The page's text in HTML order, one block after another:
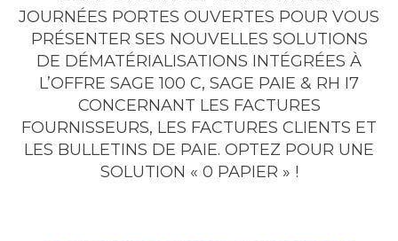
SERVICE
CONSULTING
GUIDES
LIVRES BLANCS
JOURNÉES PORTES OUVERTES POUR VOUS
PRÉSENTER SES NOUVELLES SOLUTIONS
DE DÉMATÉRIALISATIONS INTÉGRÉES À
L’OFFRE SAGE 100 C, SAGE PAIE & RH I7
CONCERNANT LES FACTURES
FOURNISSEURS, LES FACTURES CLIENTS ET
LES BULLETINS DE PAIE. OPTEZ POUR UNE
SOLUTION « 0 PAPIER » !